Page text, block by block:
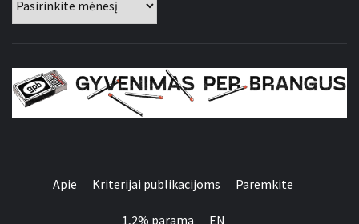
BRANGUS
Apie Kriterijai publikacijoms Paremkite
1,2% parama EN